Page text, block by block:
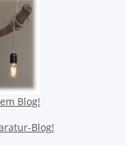
Blog!
Blog!